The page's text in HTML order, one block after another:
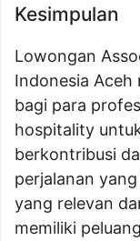
Kesimpulan
Lowongan
Indonesia Aceh
bagi para
hospitality
berkontribusi
perjalanan
yang relevan
memiliki